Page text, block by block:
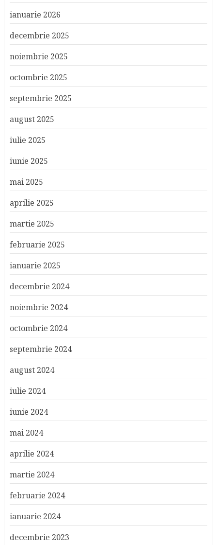
ianuarie 2026
decembrie 2025
noiembrie 2025
octombrie 2025
septembrie 2025
august 2025
iulie 2025
iunie 2025
mai 2025
aprilie 2025
martie 2025
februarie 2025
ianuarie 2025
decembrie 2024
noiembrie 2024
octombrie 2024
septembrie 2024
august 2024
iulie 2024
iunie 2024
mai 2024
aprilie 2024
martie 2024
februarie 2024
ianuarie 2024
decembrie 2023